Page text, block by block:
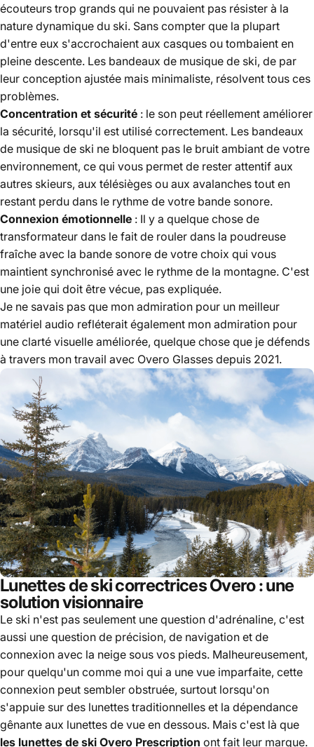
écouteurs trop grands qui ne pouvaient pas résister à la
nature dynamique du ski. Sans compter que la plupart
d'entre eux s'accrochaient aux casques ou tombaient en
pleine descente. Les bandeaux de musique de ski, de par
leur conception ajustée mais minimaliste, résolvent tous ces
problèmes.
Concentration et sécurité : le son peut réellement améliorer
la sécurité, lorsqu'il est utilisé correctement. Les bandeaux
de musique de ski ne bloquent pas le bruit ambiant de votre
environnement, ce qui vous permet de rester attentif aux
autres skieurs, aux télésièges ou aux avalanches tout en
restant perdu dans le rythme de votre bande sonore.
Connexion émotionnelle : Il y a quelque chose de
transformateur dans le fait de rouler dans la poudreuse
fraîche avec la bande sonore de votre choix qui vous
maintient synchronisé avec le rythme de la montagne. C'est
une joie qui doit être vécue, pas expliquée.
Je ne savais pas que mon admiration pour un meilleur
matériel audio refléterait également mon admiration pour
une clarté visuelle améliorée, quelque chose que je défends
à travers mon travail avec Overo Glasses depuis 2021.
Lunettes de ski correctrices Overo : une
solution visionnaire
Le ski n'est pas seulement une question d'adrénaline, c'est
aussi une question de précision, de navigation et de
connexion avec la neige sous vos pieds. Malheureusement,
pour quelqu'un comme moi qui a une vue imparfaite, cette
connexion peut sembler obstruée, surtout lorsqu'on
s'appuie sur des lunettes traditionnelles et la dépendance
gênante aux lunettes de vue en dessous. Mais c'est là que
les lunettes de ski Overo Prescription ont fait leur marque.